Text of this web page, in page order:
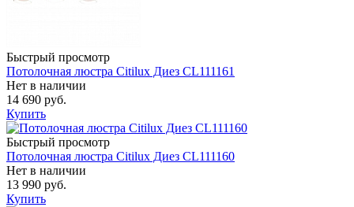
Быстрый просмотр
Потолочная люстра Citilux Диез CL111161
Нет в наличии
14 690 руб.
Купить
Быстрый просмотр
Потолочная люстра Citilux Диез CL111160
Нет в наличии
13 990 руб.
Купить